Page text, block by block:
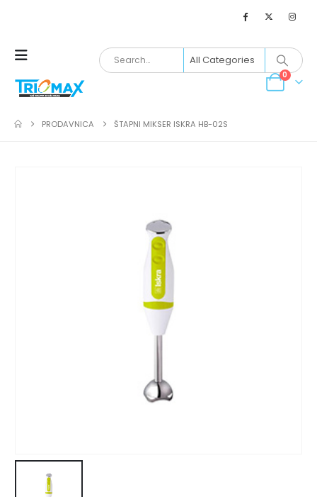
0
PRODAVNICA ŠTAPNI MIKSER ISKRA HB-02S